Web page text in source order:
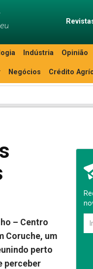
Indústria Opinião
Negócios Crédito
– Centro
Coruche, um
perto
perceber